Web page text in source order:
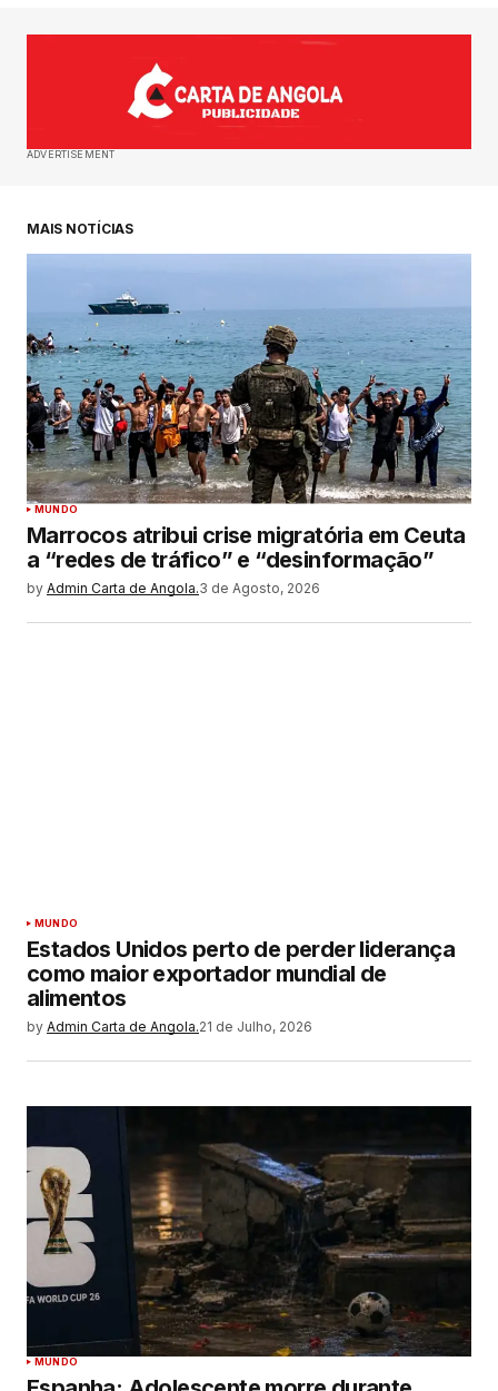
ADVERTISEMENT
MAIS NOTÍCIAS
MUNDO
Marrocos atribui crise migratória em Ceuta
a “redes de tráfico” e “desinformação”
by Admin Carta de Angola.3 de Agosto, 2026
MUNDO
Estados Unidos perto de perder liderança
como maior exportador mundial de
alimentos
by Admin Carta de Angola.21 de Julho, 2026
MUNDO